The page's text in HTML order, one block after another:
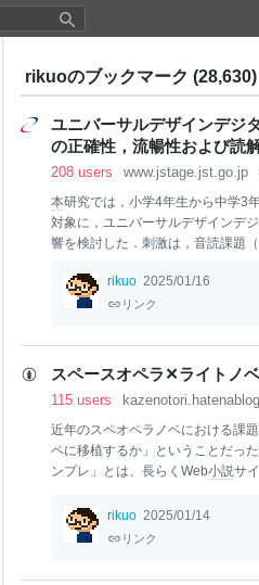
rikuoのブックマーク (28,630)
ユニバーサルデザインデジ
の正確性，流暢性および読
208 users www.jstage.jst.go.jp
本研究では，小学4年生から中学3
対象に，ユニバーサルデザインデ
響を検討した．刺激は，音読課題
課題と読解課題を実施した後，文
もに音読課題における所要時間，
有意に選好したが，読みの流暢性
から，客観的評価と主観的評価は
rikuo 2025/01/16
リンク
スペースオペラ✕ライトノ
115 users
近年のスペオペラノベにおける課
ペに移植するか」ということだっ
ンプレ」とは、長らくWeb小説サ
になろう
」から初期に書籍化され
巻超えの長期シリーズとなってい
rikuo 2025/01/14
リンク